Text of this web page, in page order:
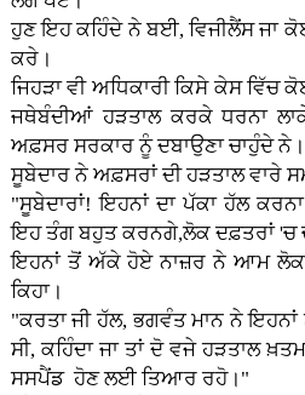
ਹੁਣ ਇਹ ਕਹਿੰਦੇ ਨੇ ਬ‌ਈ, ਵਿਜੀਲੈਂਸ ਜਾ
ਕਰੇ।
ਜਿਹੜਾ ਵੀ ਅਧਿਕਾਰੀ ਕਿਸੇ ਕੇਸ
ਜਥੇਬੰਦੀਆਂ ਹੜਤਾਲ ਕਰਕੇ ਧਰਨਾ
ਅਫ਼ਸਰ ਸਰਕਾਰ ਨੂੰ ਦਬਾਉਣਾ ਚਾਹੁੰਦੇ ਨੇ।
ਸੂਬੇਦਾਰ ਨੇ ਅਫ਼ਸਰਾਂ ਦੀ ਹੜਤਾਲ ਵਾਰੇ
"ਸੂਬੇਦਾਰਾਂ! ਇਹਨਾਂ ਦਾ ਪੱਕਾ ਹੱਲ
ਇਹ ਤੰਗ ਬਹੁਤ ਕਰਨਗੇ,ਲੋਕ ਦਫ਼ਤਰਾਂ 'ਚ
ਇਹਨਾਂ ਤੋਂ ਅੱਕੇ ਹੋਏ ਨਾਜ਼ਰ ਨੇ ਆਮ
ਕਿਹਾ।
"ਕਰਤਾ ਜੀ ਹੱਲ, ਭਗਵੰਤ ਮਾਨ ਨੇ
ਸੀ, ਕਹਿੰਦਾ ਜਾ ਤਾਂ ਦੋ ਵਜੇ ਹੜਤਾਲ
ਸਸਪੈਂਡ ਹੋਣ ਲਈ ਤਿਆਰ ਰਹੋ।"